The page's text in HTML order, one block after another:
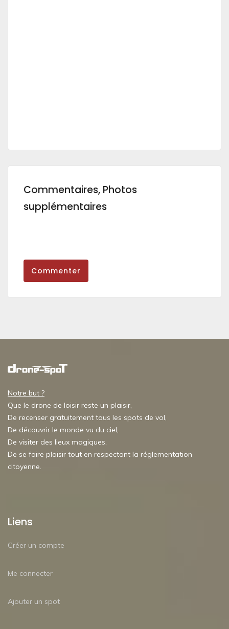
Commentaires, Photos
supplémentaires
Commenter
Notre but ?
Que le drone de loisir reste un plaisir,
De recenser gratuitement tous les spots de vol,
De découvrir le monde vu du ciel,
De visiter des lieux magiques,
De se faire plaisir tout en respectant la réglementation
citoyenne.
Liens
Créer un compte
Me connecter
Ajouter un spot